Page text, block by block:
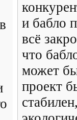
и бабло
всё
что
может
проект